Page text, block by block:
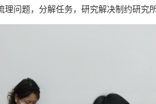
问题，分解任务，研究解决制约研究